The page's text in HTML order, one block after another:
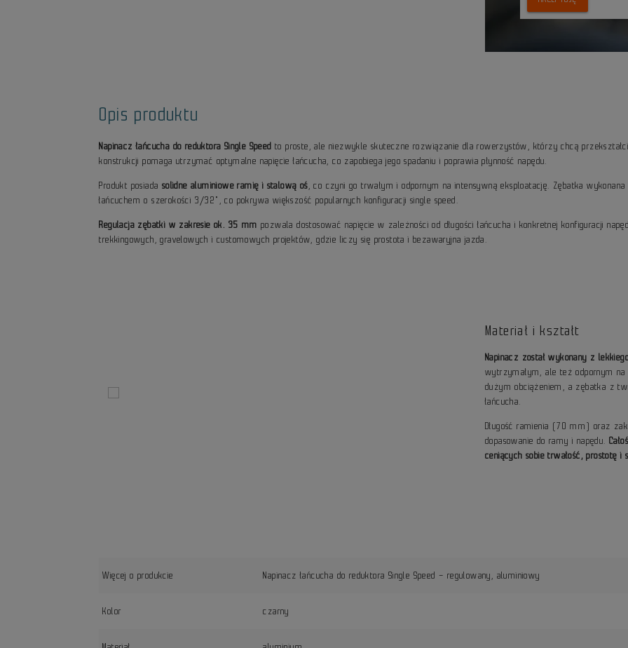
Opis produktu
Napinacz łańcucha do reduktora Single Speed to proste, ale niezwykle skuteczne rozwiązanie dla rowerzystów, którzy chcą
konstrukcji pomaga utrzymać optymalne napięcie łańcucha, co zapobiega jego spadaniu i poprawia płynność napędu.
Produkt posiada solidne aluminiowe ramię i stalową oś , co czyni go trwałym i odpornym na intensywną eksploatację. Zębatka
łańcuchem o szerokości 3/32", co pokrywa większość popularnych konfiguracji single speed.
Regulacja zębatki w zakresie ok. 35 mm pozwala dostosować napięcie w zależności od długości łańcucha i konkretnej konfiguracji
trekkingowych, gravelowych i customowych projektów, gdzie liczy się prostota i bezawaryjna jazda.
Materiał i kształt
Napinacz został wykonany z
wytrzymałym, ale też odpornym na
dużym obciążeniem, a zębatka z
łańcucha.
Długość ramienia (70 mm) oraz
dopasowanie do ramy i napędu.
ceniących sobie trwałość, prostotę
Więcej o produkcie Napinacz łańcucha do reduktora Single Speed – regulowany, aluminiowy
Kolor czarny